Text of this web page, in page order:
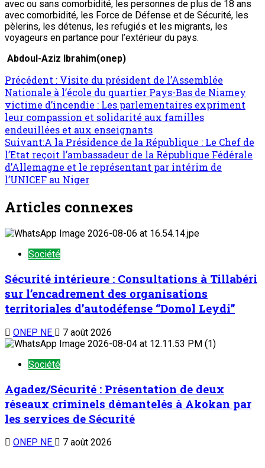
avec ou sans comorbidité, les personnes de plus de 18 ans
avec comorbidité, les Force de Défense et de Sécurité, les
pèlerins, les détenus, les refugiés et les migrants, les
voyageurs en partance pour l’extérieur du pays.
Abdoul-Aziz Ibrahim(onep)
Précédent : Visite du président de l’Assemblée
Nationale à l’école du quartier Pays-Bas de Niamey
victime d’incendie : Les parlementaires expriment
leur compassion et solidarité aux familles
endeuillées et aux enseignants
Suivant:A la Présidence de la République : Le Chef de
l’Etat reçoit l’ambassadeur de la République Fédérale
d’Allemagne et le représentant par intérim de
l’UNICEF au Niger
Articles connexes
Société
Sécurité intérieure : Consultations à Tillabéri
sur l’encadrement des organisations
territoriales d’autodéfense ‘’Domol Leydi’’
ONEP NE 7 août 2026
Société
Agadez/Sécurité : Présentation de deux
réseaux criminels démantelés à Akokan par
les services de Sécurité
ONEP NE 7 août 2026